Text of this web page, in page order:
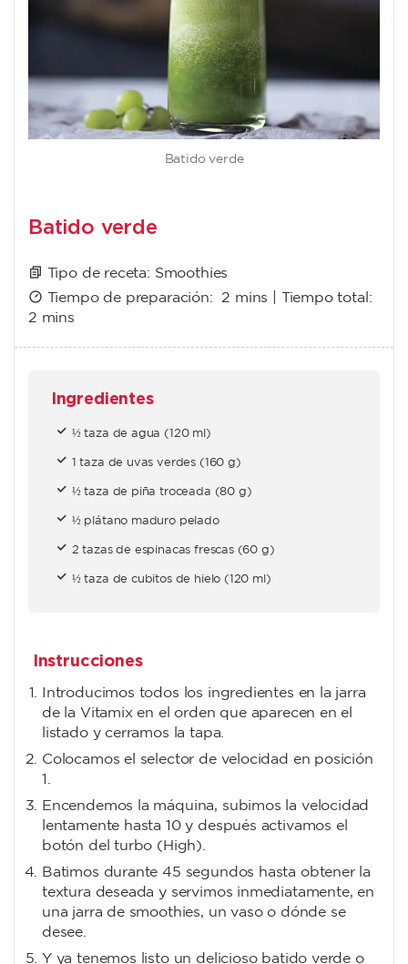
Batido verde
Batido verde
Tipo de receta: Smoothies
Tiempo de preparación: 2 mins | Tiempo total:
2 mins
Ingredientes
½ taza de agua (120 ml)
1 taza de uvas verdes (160 g)
½ taza de piña troceada (80 g)
½ plátano maduro pelado
2 tazas de espinacas frescas (60 g)
½ taza de cubitos de hielo (120 ml)
Instrucciones
Introducimos todos los ingredientes en la jarra
de la Vitamix en el orden que aparecen en el
listado y cerramos la tapa.
Colocamos el selector de velocidad en posición
1.
Encendemos la máquina, subimos la velocidad
lentamente hasta 10 y después activamos el
botón del turbo (High).
Batimos durante 45 segundos hasta obtener la
textura deseada y servimos inmediatamente, en
una jarra de smoothies, un vaso o dónde se
desee.
Y ya tenemos listo un delicioso batido verde o